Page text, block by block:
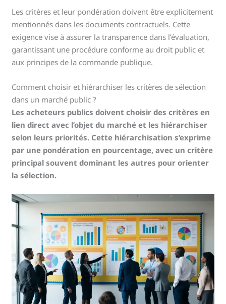
Les critères et leur pondération doivent être explicitement
mentionnés dans les documents contractuels. Cette
exigence vise à assurer la transparence dans l’évaluation,
garantissant une procédure conforme au droit public et
aux principes de la commande publique.
Comment choisir et hiérarchiser les critères de sélection
dans un marché public ?
Les acheteurs publics doivent choisir des critères en
lien direct avec l’objet du marché et les hiérarchiser
selon leurs priorités. Cette hiérarchisation s’exprime
par une pondération en pourcentage, avec un critère
principal souvent dominant les autres pour orienter
la sélection.